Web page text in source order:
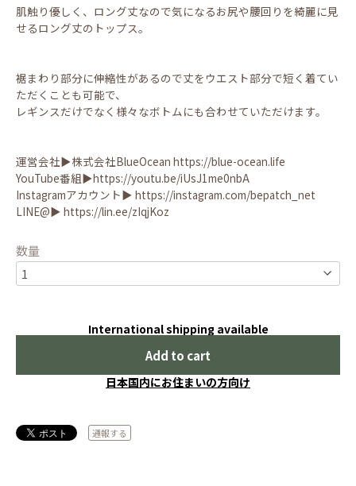
肌触り優しく、ロング丈なので気になるお尻や腰回りを綺麗に見
せるロング丈のトップス。
裾まわり部分に伸縮性があるので丈をウエスト部分で短く着てい
ただくことも可能で、
レギンスだけでなく様々なボトムにも合わせていただけます。
運営会社▶︎株式会社BlueOcean https://blue-ocean.life
YouTube番組▶︎https://youtu.be/iUsJ1me0nbA
Instagramアカウント▶︎ https://instagram.com/bepatch_net
LINE@▶︎ https://lin.ee/zIqjKoz
数量
International shipping available
Add to cart
日本国内にお住まいの方向け
通報する